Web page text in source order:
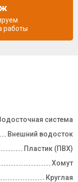
система
Внешний водосток
Пластик (ПВХ)
Хомут
Круглая
работы